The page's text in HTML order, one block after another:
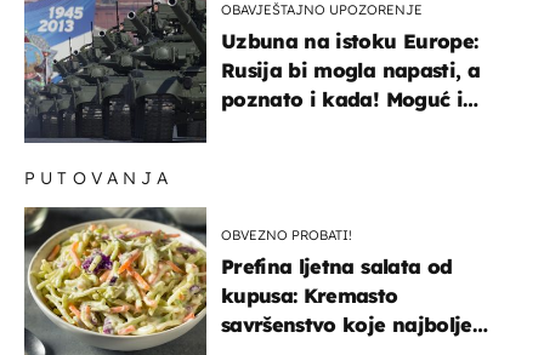
OBAVJEŠTAJNO UPOZORENJE
Uzbuna na istoku Europe:
Rusija bi mogla napasti, a
poznato i kada! Moguć i
PUTOVANJA
OBVEZNO PROBATI!
Prefina ljetna salata od
kupusa: Kremasto
savršenstvo koje najbolje